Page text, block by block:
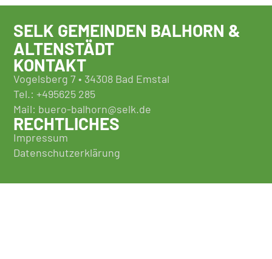
SELK GEMEINDEN BALHORN &
ALTENSTÄDT
KONTAKT
Vogelsberg 7 • 34308 Bad Emstal
Tel.: +495625 285
Mail: buero-balhorn@selk.de
RECHTLICHES
Impressum
Datenschutzerklärung